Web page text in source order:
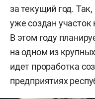
за текущий год.
уже создан участок
В этом году
на одном из
идет проработка
предприятиях